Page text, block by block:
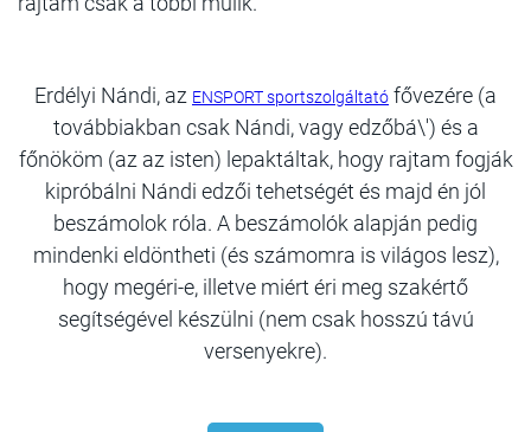
Erdélyi Nándi, az ENSPORT sportszolgáltató fővezére (a
továbbiakban csak Nándi, vagy edzőbá\') és a
főnököm (az az isten) lepaktáltak, hogy rajtam fogják
kipróbálni Nándi edzői tehetségét és majd én jól
beszámolok róla. A beszámolók alapján pedig
mindenki eldöntheti (és számomra is világos lesz),
hogy megéri-e, illetve miért éri meg szakértő
segítségével készülni (nem csak hosszú távú
versenyekre).